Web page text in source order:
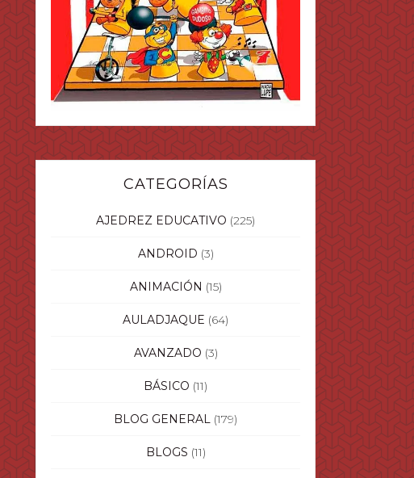
CATEGORÍAS
AJEDREZ EDUCATIVO (225)
ANDROID (3)
ANIMACIÓN (15)
AULADJAQUE (64)
AVANZADO (3)
BÁSICO (11)
BLOG GENERAL (179)
BLOGS (11)